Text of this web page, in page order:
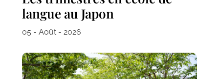
langue au Japon
05 - Août - 2026